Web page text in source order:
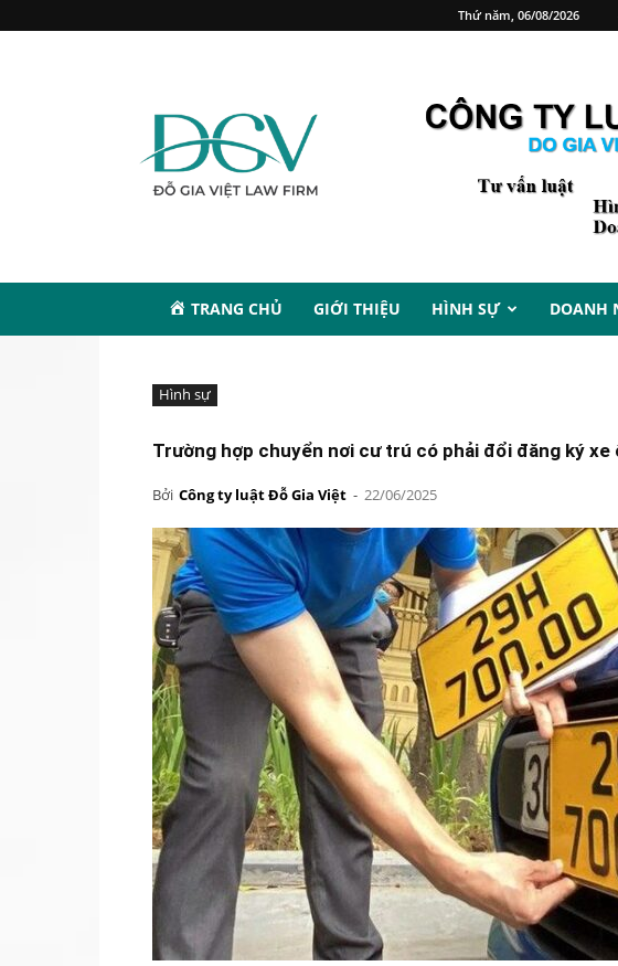
Thứ năm, 06/08/2026
TRANG CHỦ GIỚI THIỆU HÌNH SỰ DOANH
Hình sự
Trường hợp chuyển nơi cư trú có phải đổi đăng ký xe
Bởi Công ty luật Đỗ Gia Việt - 22/06/2025